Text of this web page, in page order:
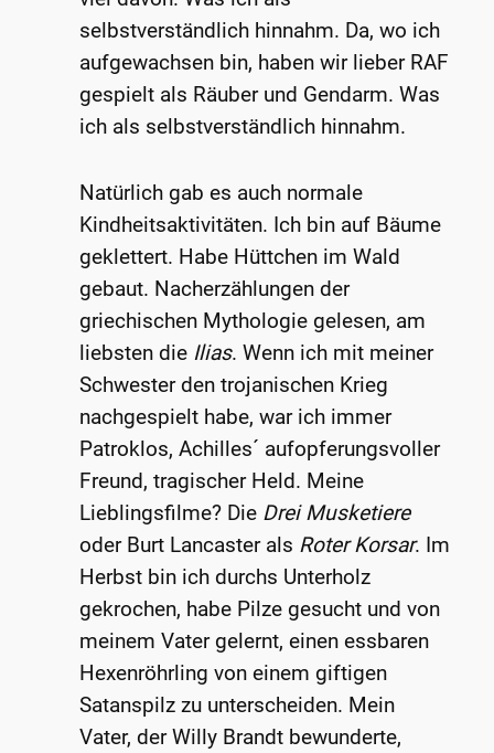
selbstverständlich hinnahm. Da, wo ich
aufgewachsen bin, haben wir lieber RAF
gespielt als Räuber und Gendarm. Was
ich als selbstverständlich hinnahm.
Natürlich gab es auch normale
Kindheitsaktivitäten. Ich bin auf Bäume
geklettert. Habe Hüttchen im Wald
gebaut. Nacherzählungen der
griechischen Mythologie gelesen, am
liebsten die Ilias. Wenn ich mit meiner
Schwester den trojanischen Krieg
nachgespielt habe, war ich immer
Patroklos, Achilles´ aufopferungsvoller
Freund, tragischer Held. Meine
Lieblingsfilme? Die Drei Musketiere
oder Burt Lancaster als Roter Korsar. Im
Herbst bin ich durchs Unterholz
gekrochen, habe Pilze gesucht und von
meinem Vater gelernt, einen essbaren
Hexenröhrling von einem giftigen
Satanspilz zu unterscheiden. Mein
Vater, der Willy Brandt bewunderte,